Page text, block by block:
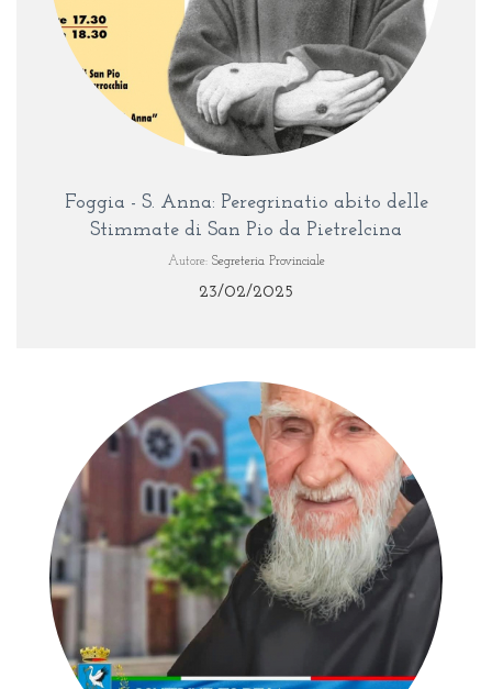
Foggia - S. Anna: Peregrinatio abito delle
Stimmate di San Pio da Pietrelcina
Autore: Segreteria Provinciale
23/02/2025